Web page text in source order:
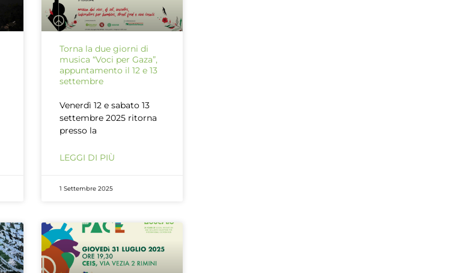
Torna la due giorni di
musica “Voci per Gaza”,
appuntamento il 12 e 13
settembre
Venerdì 12 e sabato 13
settembre 2025 ritorna
presso la
LEGGI DI PIÙ
1 Settembre 2025